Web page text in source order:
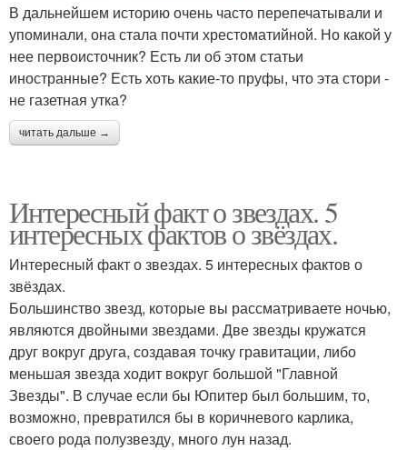
В дальнейшем историю очень часто перепечатывали и
упоминали, она стала почти хрестоматийной. Но какой у
нее первоисточник? Есть ли об этом статьи
иностранные? Есть хоть какие-то пруфы, что эта стори -
не газетная утка?
читать дальше →
Интересный факт о звездах. 5
интересных фактов о звёздах.
Интересный факт о звездах. 5 интересных фактов о
звёздах.
Большинство звезд, которые вы рассматриваете ночью,
являются двойными звездами. Две звезды кружатся
друг вокруг друга, создавая точку гравитации, либо
меньшая звезда ходит вокруг большой "Главной
Звезды". В случае если бы Юпитер был большим, то,
возможно, превратился бы в коричневого карлика,
своего рода полузвезду, много лун назад.